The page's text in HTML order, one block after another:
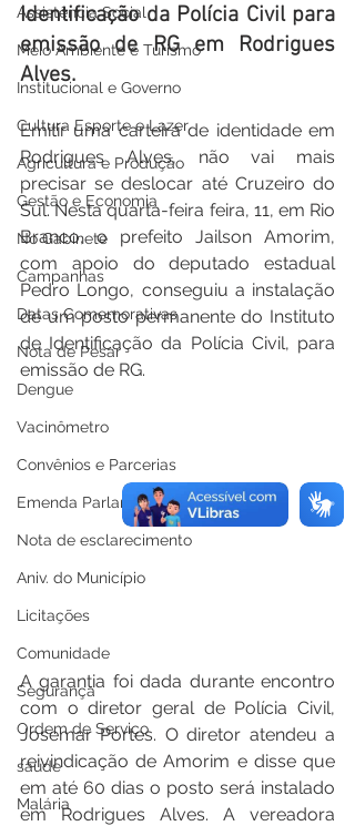
Assistência Social
Meio Ambiente e Turismo
Institucional e Governo
Cultura Esporte e Lazer
Agricultura e Produção
Gestão e Economia
No Gabinete
Campanhas
Datas Comemorativas
Nota de Pesar
Dengue
Vacinômetro
Convênios e Parcerias
Emenda Parlamentar
Nota de esclarecimento
Aniv. do Município
Licitações
Comunidade
Segurança
Ordem de Serviço
saúde
Malária
Identificação da Polícia Civil para
emissão de RG em Rodrigues
Alves.
Emitir uma carteira de identidade em
Rodrigues Alves, não vai mais
precisar se deslocar até Cruzeiro do
Sul. Nesta quarta-feira feira, 11, em Rio
Branco, o prefeito Jailson Amorim,
com apoio do deputado estadual
Pedro Longo, conseguiu a instalação
de um posto permanente do Instituto
de Identificação da Polícia Civil, para
emissão de RG.
A garantia foi dada durante encontro
com o diretor geral de Polícia Civil,
Josemar Portes. O diretor atendeu a
reivindicação de Amorim e disse que
em até 60 dias o posto será instalado
em Rodrigues Alves. A vereadora